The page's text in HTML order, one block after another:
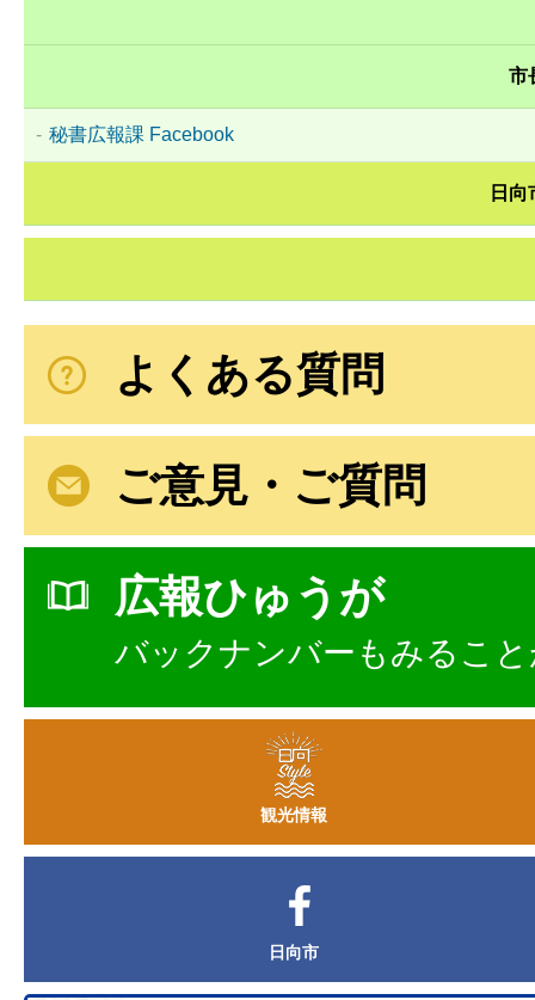
市
秘書広報課 Facebook
日
よくある質問
ご意見・ご質問
広報ひゅうが
バックナンバーもみるこ
観光情報
日向市